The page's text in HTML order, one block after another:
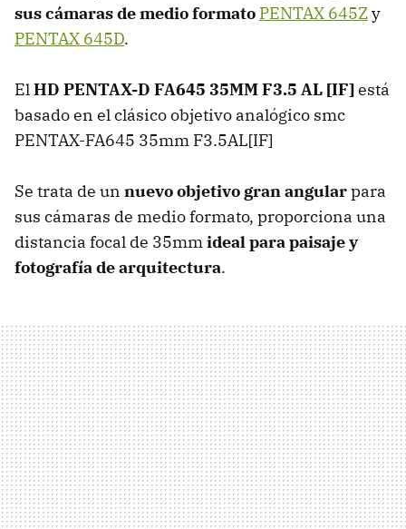
sus cámaras de medio formato PENTAX 645Zy
PENTAX 645D.
El HD PENTAX-D FA645 35MM F3.5 AL [IF]está
basado en el clásico objetivo analógico smc
PENTAX-FA645 35mm F3.5AL[IF]
Se trata de un nuevo objetivo gran angularpara
sus cámaras de medio formato, proporciona una
distancia focal de 35mm ideal para paisaje y
fotografía de arquitectura.